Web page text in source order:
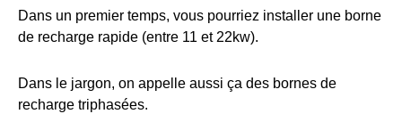
Dans un premier temps, vous pourriez installer une borne
de recharge rapide (entre 11 et 22kw).
Dans le jargon, on appelle aussi ça des bornes de
recharge triphasées.